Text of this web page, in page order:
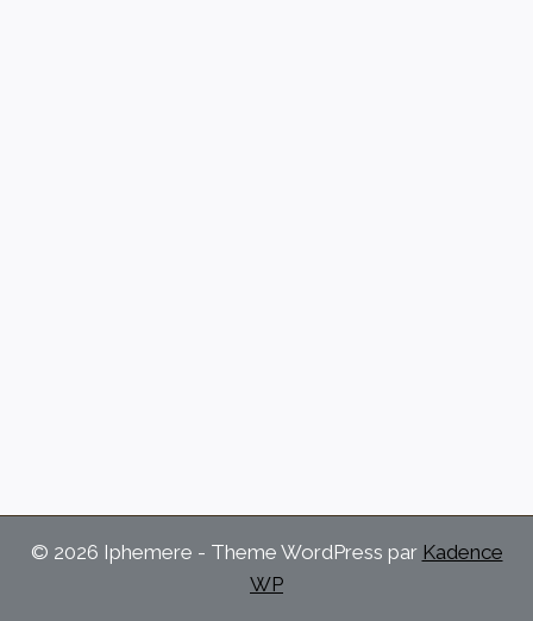
© 2026 Iphemere - Theme WordPress par Kadence
WP